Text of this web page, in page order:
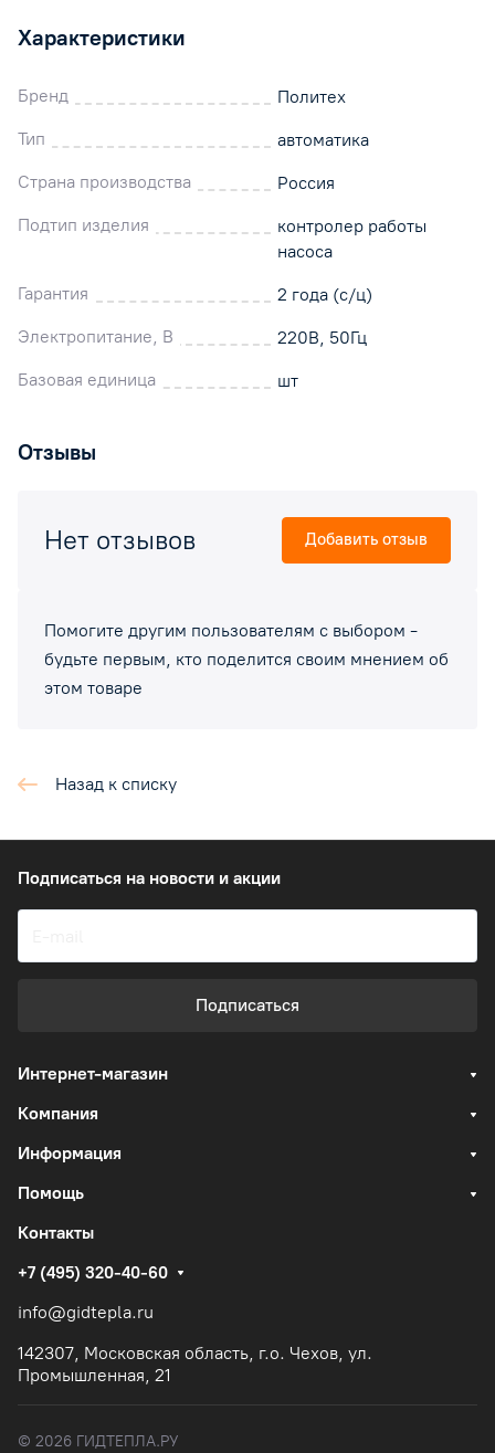
Характеристики
Бренд
Политех
Тип
автоматика
Страна производства
Россия
Подтип изделия
контролер работы
насоса
Гарантия
2 года (с/ц)
Электропитание, В
220В, 50Гц
Базовая единица
шт
Отзывы
Помогите другим пользователям с выбором -
будьте первым, кто поделится своим мнением об
этом товаре
Нет отзывов Добавить отзыв
Назад к списку
Подписаться на новости и акции
Подписаться
Интернет-магазин
Компания
Информация
Помощь
Контакты
+7 (495) 320-40-60
info@gidtepla.ru
142307, Московская область, г.о. Чехов, ул.
Промышленная, 21
© 2026 ГИДТЕПЛА.РУ